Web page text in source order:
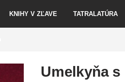
KNIHY V ZĽAVE TATRALATÚRA
Umelkyňa s